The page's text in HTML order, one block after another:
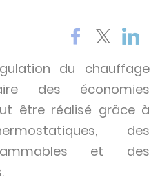
du chauffage
des économies
être réalisé grâce à
des
et des